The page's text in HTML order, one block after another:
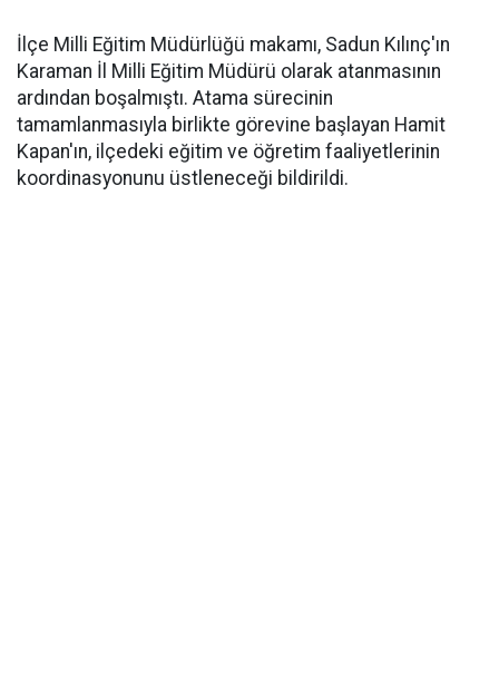
İlçe Milli Eğitim Müdürlüğü makamı, Sadun Kılınç'ın
Karaman İl Milli Eğitim Müdürü olarak atanmasının
ardından boşalmıştı. Atama sürecinin
tamamlanmasıyla birlikte görevine başlayan Hamit
Kapan'ın, ilçedeki eğitim ve öğretim faaliyetlerinin
koordinasyonunu üstleneceği bildirildi.